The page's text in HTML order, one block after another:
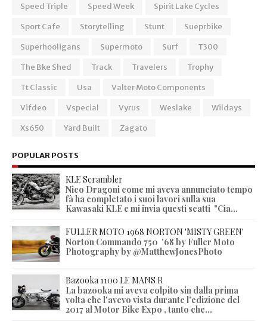
Speed Triple
Speed Week
Spirit Lake Cycles
Sport Cafe
Storytelling Stunt
Sueprbike
Superhooligans
Supermoto Surf
T300
The Bke Shed
Track Travelers
Trophy
Tt Classic
Usa
Valter Moto Components
Vifdeo
Vspecial Vyrus Weslake
Wildays
Xs650
Yard Built Zagato
POPULAR POSTS
KLE Scrambler
Nico Dragoni come mi aveva annunciato tempo
fà ha completato i suoi lavori sulla sua
Kawasaki KLE e mi invia questi scatti "Cia...
FULLER MOTO 1968 NORTON 'MISTY GREEN'
Norton Commando 750 '68 by Fuller Moto
Photography by @MatthewJonesPhoto
Bazooka 1100 LE MANS R
La bazooka mi aveva colpito sin dalla prima
volta che l'avevo vista durante l'edizione del
2017 al Motor Bike Expo , tanto che...